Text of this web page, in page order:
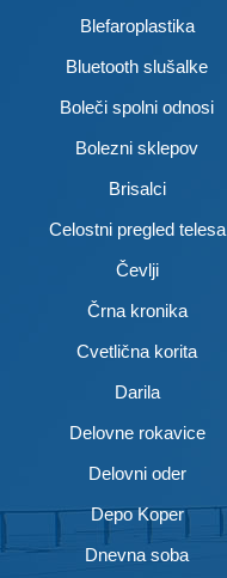
Blefaroplastika
Bluetooth slušalke
Boleči spolni odnosi
Bolezni sklepov
Brisalci
Celostni pregled telesa
Čevlji
Črna kronika
Cvetlična korita
Darila
Delovne rokavice
Delovni oder
Depo Koper
Dnevna soba